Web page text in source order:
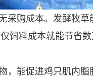
采购成本。发酵牧
饲料成本就能节省
，能促进鸡只肌内